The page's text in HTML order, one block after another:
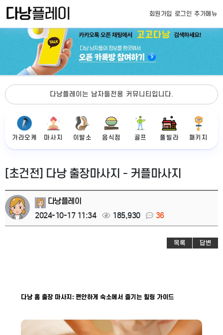
회원가입 로그인 추가메뉴
다낭플레이는 남자들전용 커뮤니티입니다.
가라오케 마사지 이발소 음식점 골프 풀빌라 패키지
[초건전] 다낭 출장마사지 - 커플마사지
다낭플레이
2024-10-17 11:34
185,930 36
목록 답변
다낭 홈 출장 마사지: 편안하게 숙소에서 즐기는 힐링 가이드